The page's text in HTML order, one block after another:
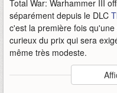
Total War: Warhammer III
séparément depuis le DLC
c'est la première fois
curieux du prix qui sera
même très modeste.
Auteur
: Alandring